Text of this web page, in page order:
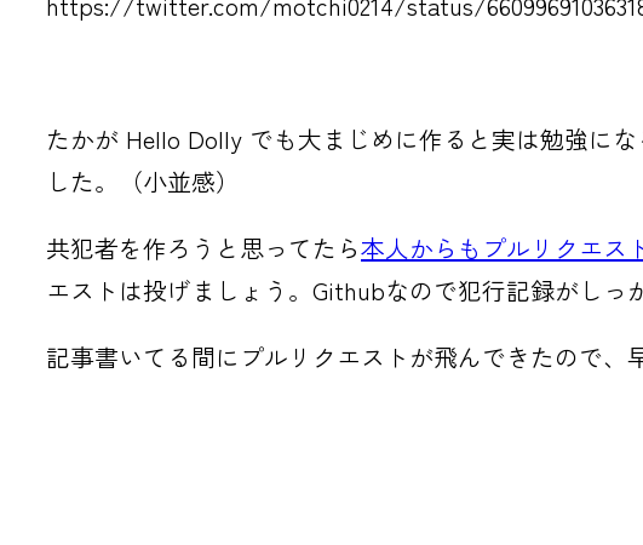
たかが Hello Dolly でも大まじめに作ると実は勉強に
した。（小並感）
共犯者を作ろうと思ってたら本人からもプルリクエス
エストは投げましょう。Githubなので犯行記録がしっ
記事書いてる間にプルリクエストが飛んできたので、